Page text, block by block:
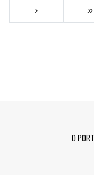
››› »
Menu O